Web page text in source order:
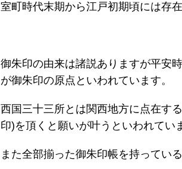
室町時代末期から江戸初期頃には存
御朱印の由来は諸説ありますが平安
が御朱印の原点といわれています。
西国三十三所とは関西地方に点在す
印)を頂くと願いが叶うといわれてい
また全部揃った御朱印帳を持ってい